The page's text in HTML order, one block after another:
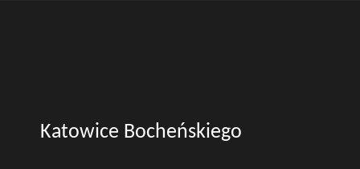
Katowice Bocheńskiego